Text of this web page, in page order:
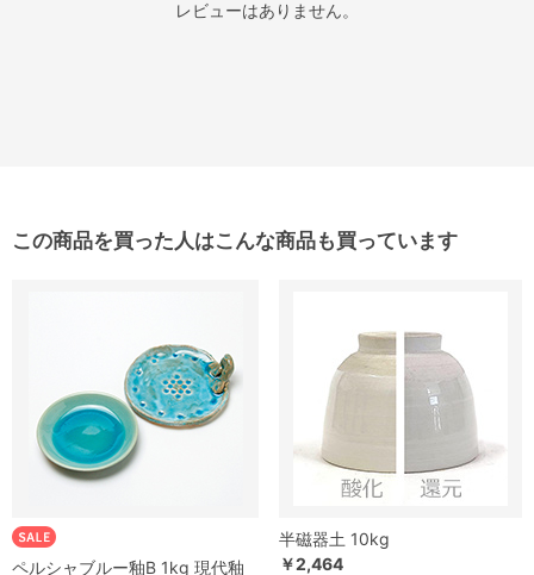
レビューはありません。
この商品を買った人はこんな商品も買っています
ペルシャブルー釉B 1kg 現代釉
半磁器土 10kg
￥2,464